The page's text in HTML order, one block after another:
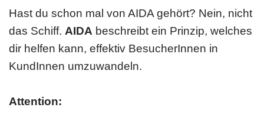
Hast du schon mal von AIDA gehört? Nein, nicht
das Schiff. AIDA beschreibt ein Prinzip, welches
dir helfen kann, effektiv BesucherInnen in
KundInnen umzuwandeln.
Attention: